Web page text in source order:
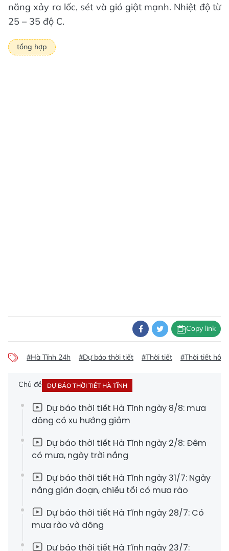
năng xảy ra lốc, sét và gió giật mạnh. Nhiệt độ từ
25 – 35 độ C.
tổng hợp
Copy link
#Hà Tĩnh 24h #Dự báo thời tiết #Thời tiết #Thời tiết hôm
Chủ đề DỰ BÁO THỜI TIẾT HÀ TĨNH
Dự báo thời tiết Hà Tĩnh ngày 8/8: mưa
dông có xu hướng giảm
Dự báo thời tiết Hà Tĩnh ngày 2/8: Đêm
có mưa, ngày trời nắng
Dự báo thời tiết Hà Tĩnh ngày 31/7: Ngày
nắng gián đoạn, chiều tối có mưa rào
Dự báo thời tiết Hà Tĩnh ngày 28/7: Có
mưa rào và dông
Dự báo thời tiết Hà Tĩnh ngày 23/7: